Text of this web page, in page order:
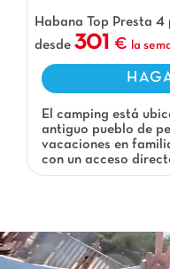
Habana Top Presta 4
desde 301 la
El camping está
antiguo pueblo de
vacaciones en
con un acceso